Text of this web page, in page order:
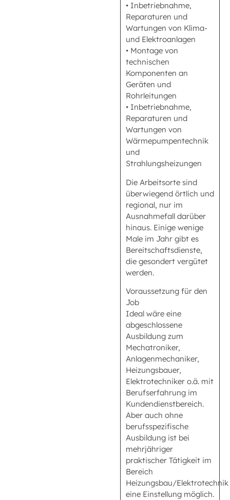
• Inbetriebnahme,
Reparaturen und
Wartungen von Klima-
und Elektroanlagen
• Montage von
technischen
Komponenten an
Geräten und
Rohrleitungen
• Inbetriebnahme,
Reparaturen und
Wartungen von
Wärmepumpentechnik
und
Strahlungsheizungen
Die Arbeitsorte sind
überwiegend örtlich und
regional, nur im
Ausnahmefall darüber
hinaus. Einige wenige
Male im Jahr gibt es
Bereitschaftsdienste,
die gesondert vergütet
werden.
Voraussetzung für den
Job
Ideal wäre eine
abgeschlossene
Ausbildung zum
Mechatroniker,
Anlagenmechaniker,
Heizungsbauer,
Elektrotechniker o.ä. mit
Berufserfahrung im
Kundendienstbereich.
Aber auch ohne
berufsspezifische
Ausbildung ist bei
mehrjähriger
praktischer Tätigkeit im
Bereich
Heizungsbau/Elektrotechnik
eine Einstellung möglich.